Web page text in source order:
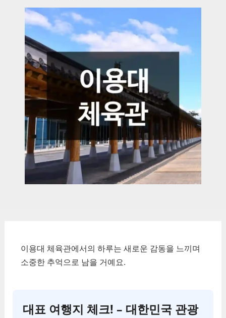
이용대 체육관에서의 하루는 새로운 감동을 느끼며
소중한 추억으로 남을 거예요.
대표 여행지 체크! – 대한민국 관광